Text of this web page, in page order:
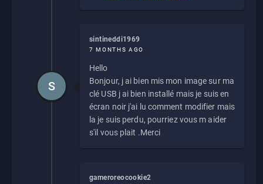
sintineddi1969
7 MONTHS AGO
Hello
Bonjour, j ai bien mis mon image sur ma
clé USB j ai bien installé mais je suis en
écran noir j'ai lu comment modifier mais
la je suis perdu, pourriez vous m aider
s'il vous plait .Merci
S
gameroreocookie2